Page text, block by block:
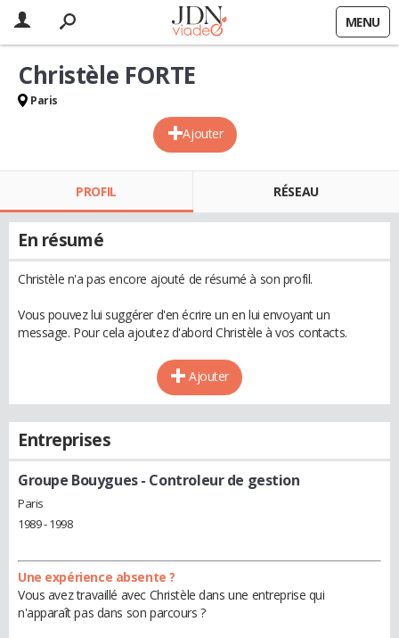
MENU
Ajouter
Christèle FORTE
Paris
PROFIL RÉSEAU
En résumé
Christèle n'a pas encore ajouté de résumé à son profil.
Vous pouvez lui suggérer d'en écrire un en lui envoyant un
message. Pour cela ajoutez d'abord Christèle à vos contacts.
Ajouter
Entreprises
Groupe Bouygues- Controleur de gestion
Paris
1989 - 1998
Une expérience absente ?
Vous avez travaillé avec Christèle dans une entreprise qui
n'apparaît pas dans son parcours ?